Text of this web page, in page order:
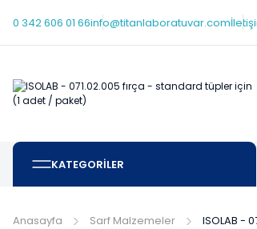
0 342 606 01 66info@titanlaboratuvar.com
KATEGORİLER
Anasayfa Sarf Malzemeler ISOLAB -